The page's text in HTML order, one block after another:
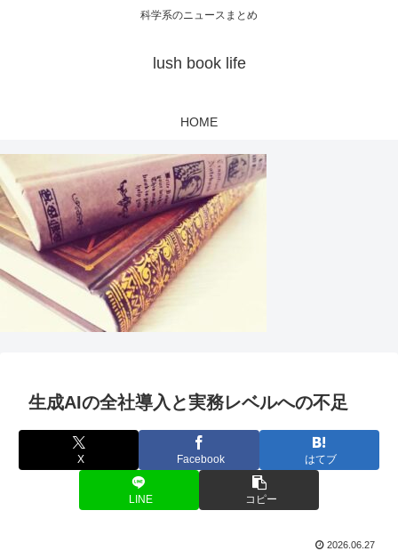
科学系のニュースまとめ
lush book life
HOME
生成AIの全社導入と実務レベルへの不足
X Facebook はてブ
LINE コピー
2026.06.27